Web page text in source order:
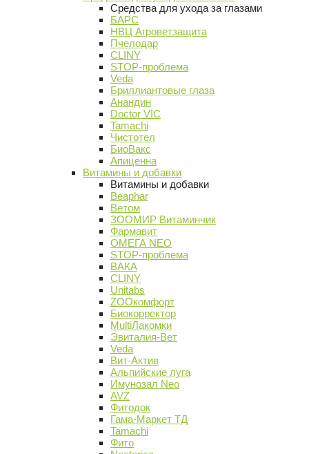
Средства для ухода за глазами
БАРС
НВЦ Агроветзащита
Пчелодар
CLINY
STOP-проблема
Veda
Бриллиантовые глаза
Анандин
Doctor VIC
Tamachi
Чистотел
БиоВакс
Апиценна
Витамины и добавки
Витамины и добавки
Beaphar
Ветом
ЗООМИР Витаминчик
Фармавит
ОМЕГА NEO
STOP-проблема
ВАКА
CLINY
Unitabs
ZOOкомфорт
Биокорректор
MultiЛакомки
Эвиталия-Вет
Veda
Вит-Актив
Альпийские луга
Имунозал Neo
AVZ
Фитодок
Гама-Маркет ТД
Tamachi
Фито